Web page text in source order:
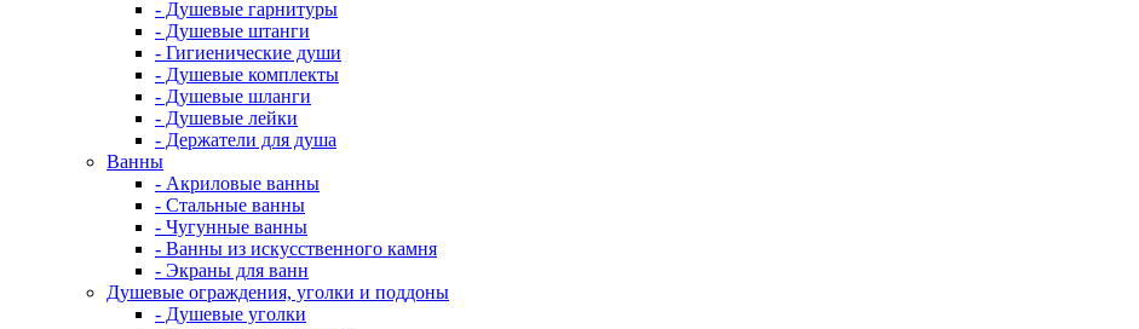
- Душевые гарнитуры
- Душевые штанги
- Гигиенические души
- Душевые комплекты
- Душевые шланги
- Душевые лейки
- Держатели для душа
Ванны
- Акриловые ванны
- Стальные ванны
- Чугунные ванны
- Ванны из искусственного камня
- Экраны для ванн
Душевые ограждения, уголки и поддоны
- Душевые уголки